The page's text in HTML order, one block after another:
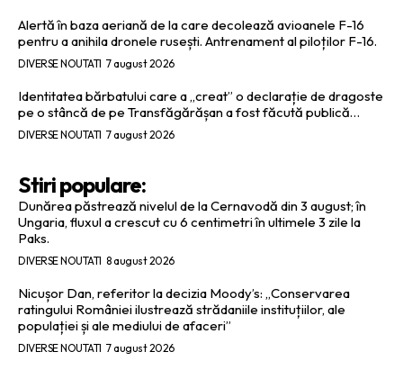
Alertă în baza aeriană de la care decolează avioanele F-16
pentru a anihila dronele rusești. Antrenament al piloților F-16.
DIVERSE NOUTATI 7 august 2026
Identitatea bărbatului care a „creat” o declarație de dragoste
pe o stâncă de pe Transfăgărășan a fost făcută publică…
DIVERSE NOUTATI 7 august 2026
Stiri populare:
Dunărea păstrează nivelul de la Cernavodă din 3 august; în
Ungaria, fluxul a crescut cu 6 centimetri în ultimele 3 zile la
Paks.
DIVERSE NOUTATI 8 august 2026
Nicușor Dan, referitor la decizia Moody’s: „Conservarea
ratingului României ilustrează strădaniile instituțiilor, ale
populației și ale mediului de afaceri”
DIVERSE NOUTATI 7 august 2026